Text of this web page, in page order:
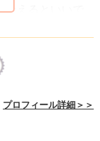
絡がくるとい
愛感情ではない
ますので、関
プローチされ
えるといいで
プロフィール詳細＞＞